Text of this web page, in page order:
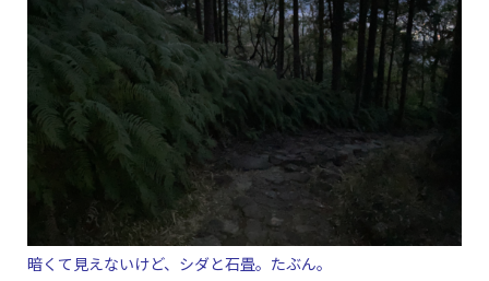
暗くて見えないけど、シダと石畳。たぶん。